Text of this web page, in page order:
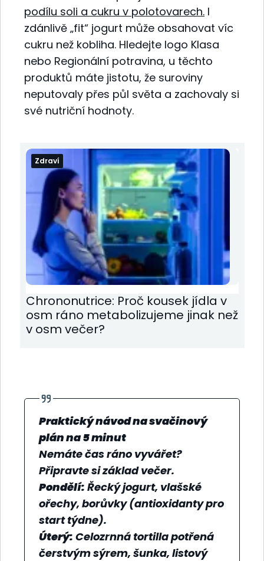
podílu soli a cukru v polotovarech. I
zdánlivě „fit“ jogurt může obsahovat víc
cukru než kobliha. Hledejte logo Klasa
nebo Regionální potravina, u těchto
produktů máte jistotu, že suroviny
neputovaly přes půl světa a zachovaly si
své nutriční hodnoty.
Zdraví
Chrononutrice: Proč kousek jídla v
osm ráno metabolizujeme jinak než
v osm večer?
Praktický návod na svačinový
plán na 5 minut
Nemáte čas ráno vyvářet?
Připravte si základ večer.
Pondělí: Řecký jogurt, vlašské
ořechy, borůvky (antioxidanty pro
start týdne).
Úterý: Celozrnná tortilla potřená
čerstvým sýrem, šunka, listový